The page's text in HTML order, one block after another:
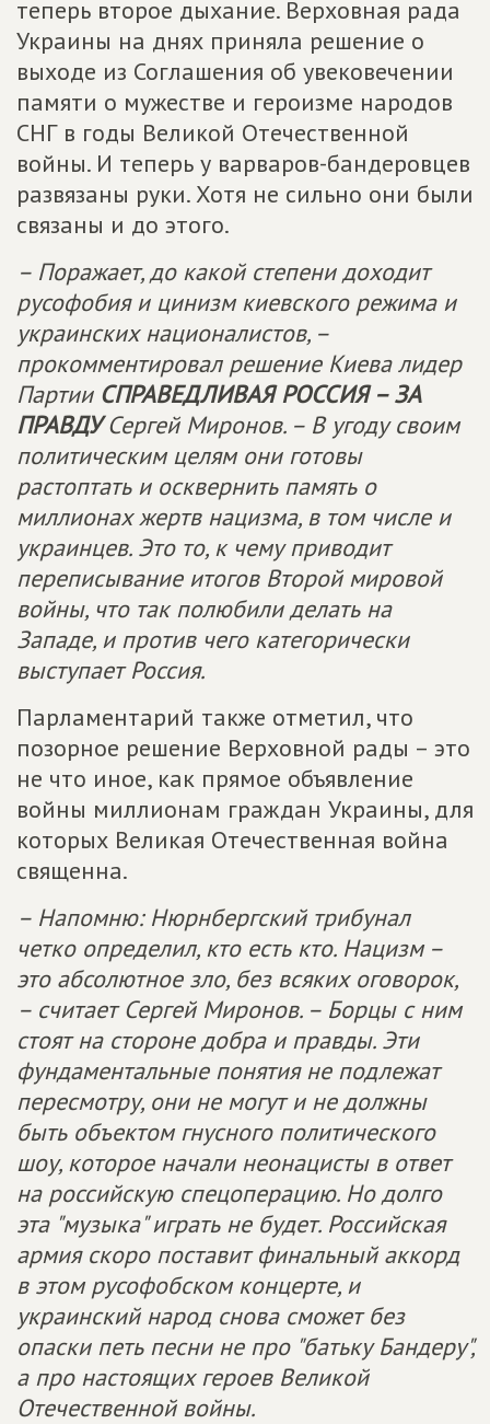
теперь второе дыхание. Верховная рада
Украины на днях приняла решение о
выходе из Соглашения об увековечении
памяти о мужестве и героизме народов
СНГ в годы Великой Отечественной
войны. И теперь у варваров-бандеровцев
развязаны руки. Хотя не сильно они были
связаны и до этого.
– Поражает, до какой степени доходит
русофобия и цинизм киевского режима и
украинских националистов, –
прокомментировал решение Киева лидер
Партии СПРАВЕДЛИВАЯ РОССИЯ – ЗА
ПРАВДУСергей Миронов. – В угоду своим
политическим целям они готовы
растоптать и осквернить память о
миллионах жертв нацизма, в том числе и
украинцев. Это то, к чему приводит
переписывание итогов Второй мировой
вой­ны, что так полюбили делать на
Западе, и против чего категорически
выступает Россия.
Парламентарий также отметил, что
позорное решение Верховной рады – это
не что иное, как прямое объявление
войны миллионам граждан Украины, для
которых Великая Отечественная война
священна.
– Напомню: Нюрнбергский трибунал
четко определил, кто есть кто. Нацизм –
это абсолютное зло, без всяких оговорок,
– считает Сергей Миронов. – Борцы с ним
стоят на стороне добра и правды. Эти
фундаментальные понятия не подлежат
пересмотру, они не могут и не должны
быть объектом гнусного политического
шоу, которое начали неонацисты в ответ
на российскую спецоперацию. Но долго
эта "музыка" играть не будет. Российская
армия скоро поставит финальный аккорд
в этом русофобском концерте, и
украинский народ снова сможет без
опаски петь песни не про "батьку Бандеру",
а про настоящих героев Великой
Отечественной войны.